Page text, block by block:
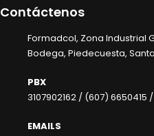
Contáctenos
Formadcol, Zona Industrial
Bodega, Piedecuesta,
PBX
3107902162 / (607) 6650415 /
EMAILS